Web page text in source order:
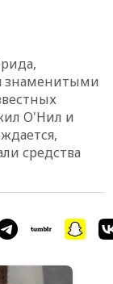
знаменитыми
О'Нил и
средства